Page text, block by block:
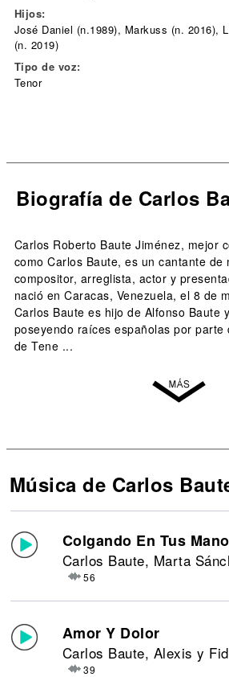
Hijos:
José Daniel (n.1989), Markuss (n. 2016),
(n. 2019)
Tipo de voz:
Tenor
Biografía de Carlos
Carlos Roberto Baute Jiménez, mejor
como Carlos Baute, es un cantante de
compositor, arreglista, actor y
nació en Caracas, Venezuela, el 8 de
Carlos Baute es hijo de Alfonso Baute
poseyendo raíces españolas por parte
de Tene ...
Música de Carlos
Colgando En Tus
Carlos Baute, Marta
56
Amor Y Dolor
Carlos Baute, Alexis y
39